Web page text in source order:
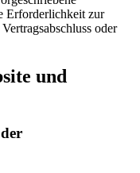
Erforderlichkeit zur
oder
und